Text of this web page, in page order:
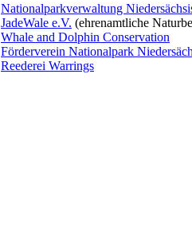
Nationalparkverwaltung
JadeWale e.V. (ehrenamtliche
Whale and Dolphin Conservation
Förderverein Nationalpark
Reederei Warrings